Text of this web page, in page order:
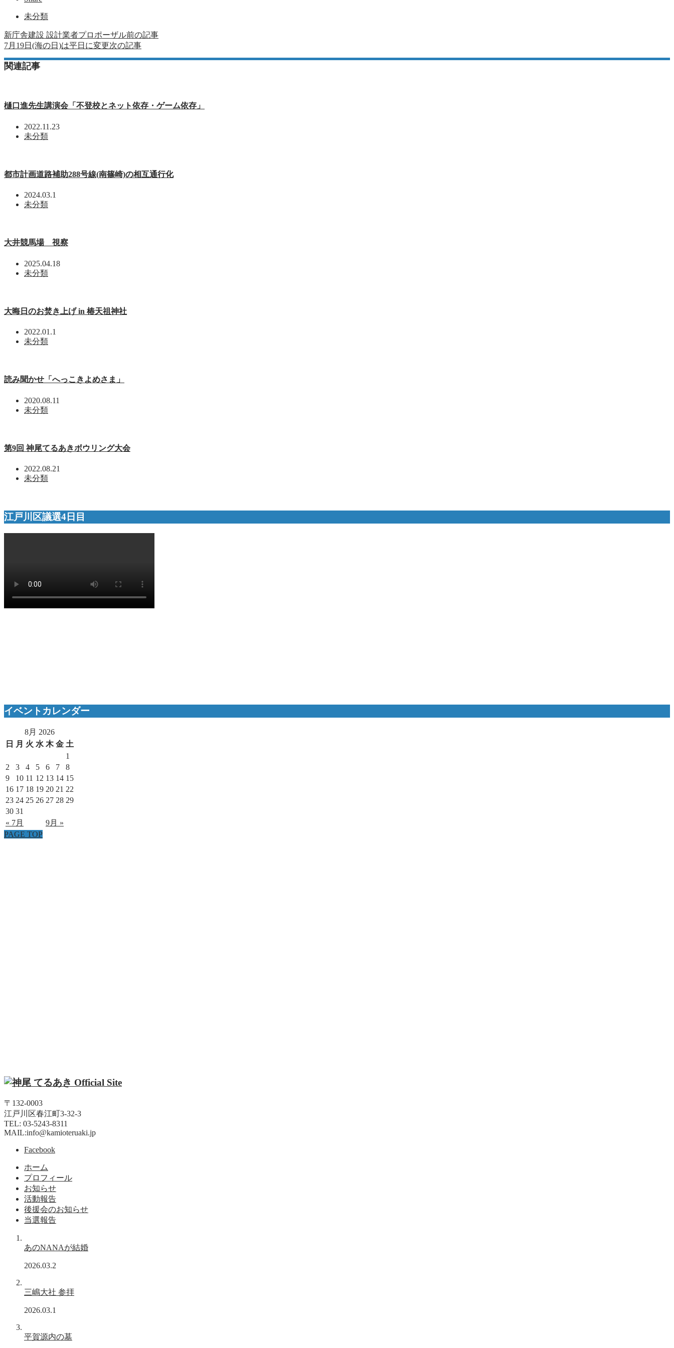
未分類
新庁舎建設 設計業者プロポーザル前の記事
7月19日(海の日)は平日に変更次の記事
関連記事
樋口進先生講演会「不登校とネット依存・ゲーム依存」
2022.11.23
未分類
都市計画道路補助288号線(南篠崎)の相互通行化
2024.03.1
未分類
大井競馬場 視察
2025.04.18
未分類
大晦日のお焚き上げ in 椿天祖神社
2022.01.1
未分類
読み聞かせ「へっこきよめさま」
2020.08.11
未分類
第9回 神尾てるあきボウリング大会
2022.08.21
未分類
江戸川区議選4日目
イベントカレンダー
8月 2026
日
月 火 水 木 金 土
1
2
3 4 5 6 7
8
9
10 11 12 13 14 15
16 17 18 19 20 21 22
23 24 25 26 27 28 29
30 31
« 7月
9月 »
PAGE TOP
〒132-0003
江戸川区春江町3-32-3
TEL: 03-5243-8311
MAIL:info@kamioteruaki.jp
Facebook
ホーム
プロフィール
お知らせ
活動報告
後援会のお知らせ
当選報告
あのNANAが結婚
2026.03.2
三嶋大社 参拝
2026.03.1
平賀源内の墓